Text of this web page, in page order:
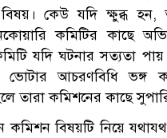
বিষয়। কেউ যদি ক্ষুব্ধ হন,
কমিটির কাছে
যদি ঘটনার সত্যতা
ভোটার আচরণবিধি ভঙ্গ
তারা কমিশনের কাছে
কমিশন বিষয়টি নিয়ে যথাযথ